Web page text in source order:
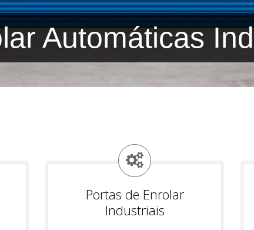
Automáticas
Portas de Enrolar
Industriais